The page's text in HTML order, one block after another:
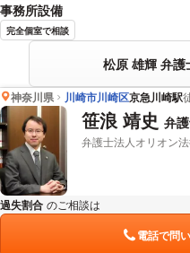
事務所設備
完全個室で相談
松原 雄輝 弁護
神奈川県 川崎市川崎区京急川崎駅
笹浪 靖史 弁
弁護士法人オリオン
過失割合 のご相談は
電話で問